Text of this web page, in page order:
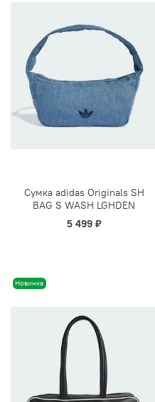
Сумка adidas Originals SH
BAG S WASH LGHDEN
5 499 ₽
Новинка